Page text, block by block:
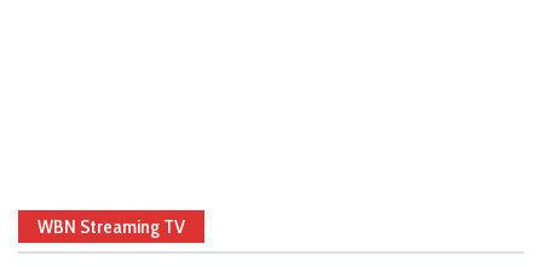
WBN Streaming TV